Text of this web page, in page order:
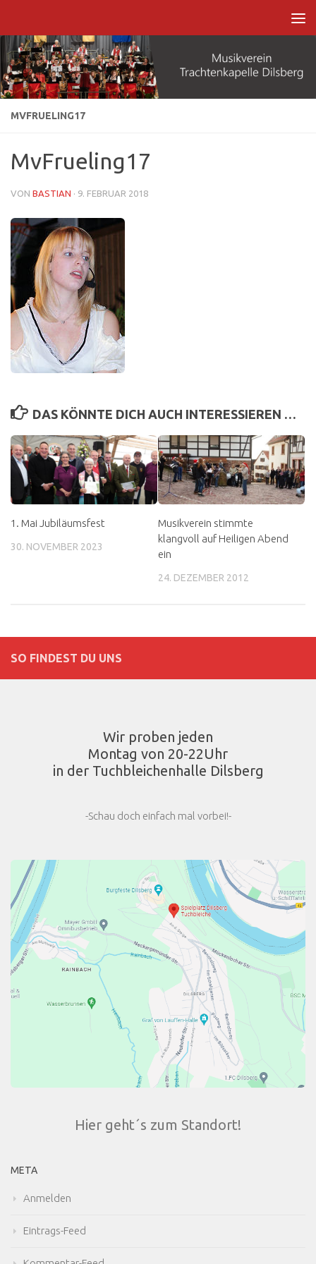
MVFRUELING17
MvFrueling17
VON BASTIAN · 9. FEBRUAR 2018
DAS KÖNNTE DICH AUCH INTERESSIEREN …
1. Mai Jubiläumsfest
30. NOVEMBER 2023
Musikverein stimmte
klangvoll auf Heiligen Abend
ein
24. DEZEMBER 2012
SO FINDEST DU UNS
Wir proben jeden
Montag von 20-22Uhr
in der Tuchbleichenhalle Dilsberg
-Schau doch einfach mal vorbei!-
Hier geht´s zum Standort!
META
Anmelden
Eintrags-Feed